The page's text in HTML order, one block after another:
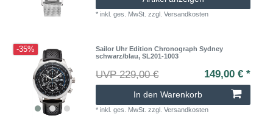
*inkl. ges. MwSt. zzgl.Versandkosten
-35%
Sailor Uhr Edition Chronograph Sydney
schwarz/blau, SL201-1003
UVP 229,00 € 149,00 € *
In den Warenkorb
*inkl. ges. MwSt. zzgl.Versandkosten